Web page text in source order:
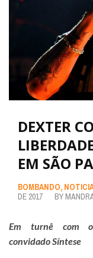
DEXTER
EM SÃO
BOMBANDO,
DE 2017
BY
Em turnê com
convidadoSíntese